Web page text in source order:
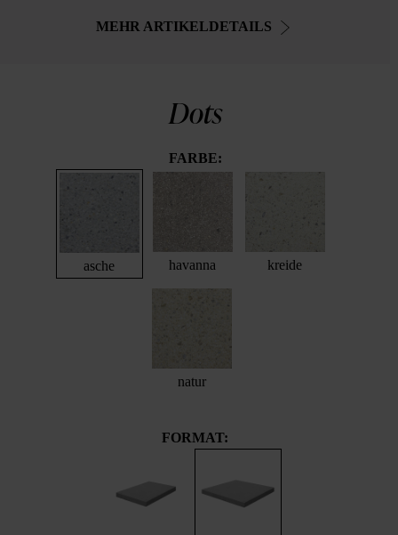
MEHR ARTIKELDETAILS
Dots
FARBE:
asche havanna kreide
natur
FORMAT: